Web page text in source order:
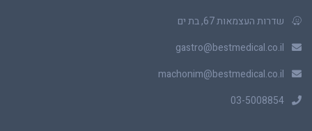
שדרות העצמאות 67, בת ים
gastro@bestmedical.co.il
machonim@bestmedical.co.il
03-5008854